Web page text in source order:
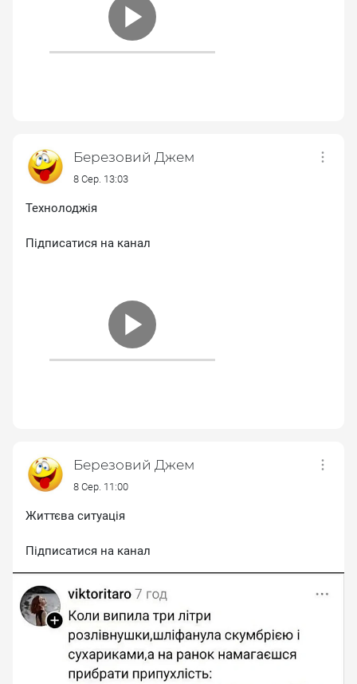
Березовий Джем
8 Сер. 13:03
Технолоджія
Підписатися на канал
Березовий Джем
8 Сер. 11:00
Життєва ситуація
Підписатися на канал